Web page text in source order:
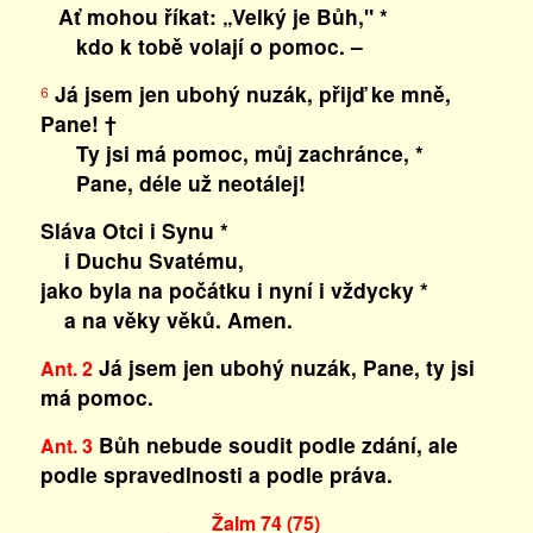
Ať mohou říkat: „Velký je Bůh," *
kdo k tobě volají o pomoc. –
6Já jsem jen ubohý nuzák, přijď ke mně,
Pane! †
Ty jsi má pomoc, můj zachránce, *
Pane, déle už neotálej!
Sláva Otci i Synu *
i Duchu Svatému,
jako byla na počátku i nyní i vždycky *
a na věky věků. Amen.
Ant. 2Já jsem jen ubohý nuzák, Pane, ty jsi
má pomoc.
Ant. 3Bůh nebude soudit podle zdání, ale
podle spravedlnosti a podle práva.
Žalm 74 (75)